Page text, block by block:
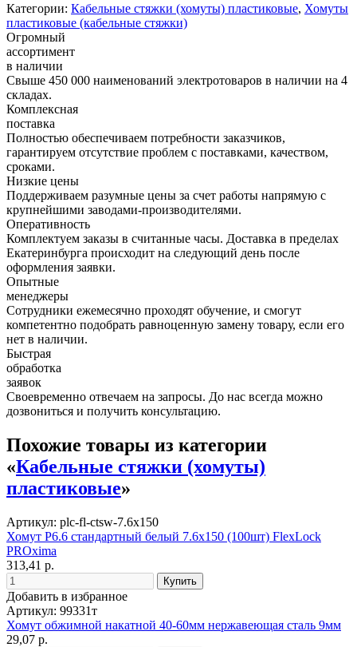
Категории: Кабельные стяжки (хомуты) пластиковые, Хомуты
пластиковые (кабельные стяжки)
Огромный
ассортимент
в наличии
Свыше 450 000 наименований электротоваров в наличии на 4
складах.
Комплексная
поставка
Полностью обеспечиваем потребности заказчиков,
гарантируем отсутствие проблем с поставками, качеством,
сроками.
Низкие цены
Поддерживаем разумные цены за счет работы напрямую с
крупнейшими заводами-производителями.
Оперативность
Комплектуем заказы в считанные часы. Доставка в пределах
Екатеринбурга происходит на следующий день после
оформления заявки.
Опытные
менеджеры
Сотрудники ежемесячно проходят обучение, и смогут
компетентно подобрать равноценную замену товару, если его
нет в наличии.
Быстрая
обработка
заявок
Своевременно отвечаем на запросы. До нас всегда можно
дозвониться и получить консультацию.
Похожие товары из категории
«Кабельные стяжки (хомуты)
пластиковые»
Артикул: plc-fl-ctsw-7.6x150
Хомут P6.6 стандартный белый 7.6x150 (100шт) FlexLock
PROxima
313,41 р.
Добавить в избранное
Артикул: 99331т
Хомут обжимной накатной 40-60мм нержавеющая сталь 9мм
29,07 р.